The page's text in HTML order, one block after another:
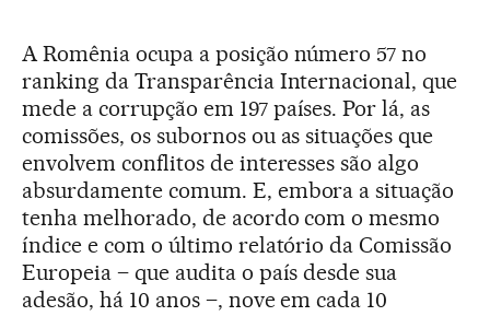
A Romênia ocupa a posição número 57 no
ranking da Transparência Internacional, que
mede a corrupção em 197 países. Por lá, as
comissões, os subornos ou as situações que
envolvem conflitos de interesses são algo
absurdamente comum. E, embora a situação
tenha melhorado, de acordo com o mesmo
índice e com o último relatório da Comissão
Europeia – que audita o país desde sua
adesão, há 10 anos –, nove em cada 10